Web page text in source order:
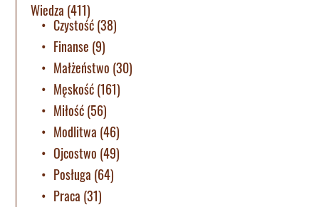
Wiedza (411)
Czystość(38)
Finanse (9)
Małżeństwo (30)
Męskość(161)
Miłość(56)
Modlitwa (46)
Ojcostwo (49)
Posługa (64)
Praca (31)